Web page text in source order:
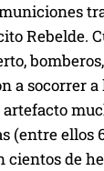
Rebelde.
a socorrer a
(entre ellos
cientos de